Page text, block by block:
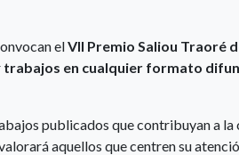
elVII Premio Saliou Traoré
trabajos en cualquier formato
publicados que contribuyan a
aquellos que centren su